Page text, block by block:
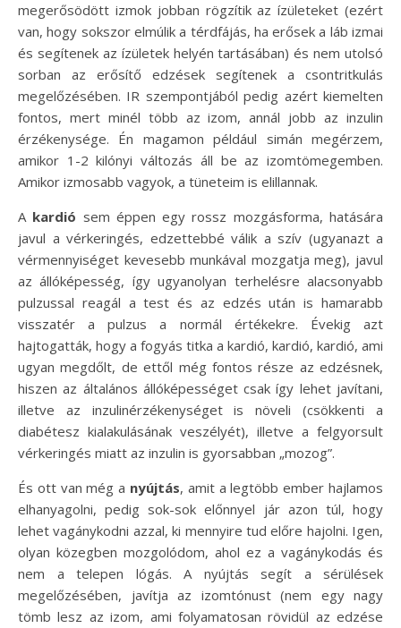
megerősödött izmok jobban rögzítik az ízületeket (ezért
van, hogy sokszor elmúlik a térdfájás, ha erősek a láb izmai
és segítenek az ízületek helyén tartásában) és nem utolsó
sorban az erősítő edzések segítenek a csontritkulás
megelőzésében. IR szempontjából pedig azért kiemelten
fontos, mert minél több az izom, annál jobb az inzulin
érzékenysége. Én magamon például simán megérzem,
amikor 1-2 kilónyi változás áll be az izomtömegemben.
Amikor izmosabb vagyok, a tüneteim is elillannak.
A kardió sem éppen egy rossz mozgásforma, hatására
javul a vérkeringés, edzettebbé válik a szív (ugyanazt a
vérmennyiséget kevesebb munkával mozgatja meg), javul
az állóképesség, így ugyanolyan terhelésre alacsonyabb
pulzussal reagál a test és az edzés után is hamarabb
visszatér a pulzus a normál értékekre. Évekig azt
hajtogatták, hogy a fogyás titka a kardió, kardió, kardió, ami
ugyan megdőlt, de ettől még fontos része az edzésnek,
hiszen az általános állóképességet csak így lehet javítani,
illetve az inzulinérzékenységet is növeli (csökkenti a
diabétesz kialakulásának veszélyét), illetve a felgyorsult
vérkeringés miatt az inzulin is gyorsabban „mozog”.
És ott van még a nyújtás, amit a legtöbb ember hajlamos
elhanyagolni, pedig sok-sok előnnyel jár azon túl, hogy
lehet vagánykodni azzal, ki mennyire tud előre hajolni. Igen,
olyan közegben mozgolódom, ahol ez a vagánykodás és
nem a telepen lógás. A nyújtás segít a sérülések
megelőzésében, javítja az izomtónust (nem egy nagy
tömb lesz az izom, ami folyamatosan rövidül az edzése